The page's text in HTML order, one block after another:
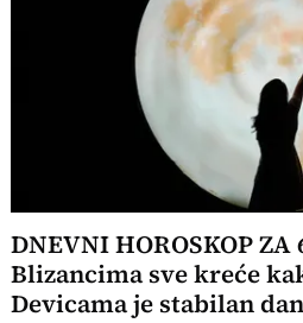
DNEVNI HOROSKOP ZA
Blizancima sve kreće
Devicama je stabilan dan